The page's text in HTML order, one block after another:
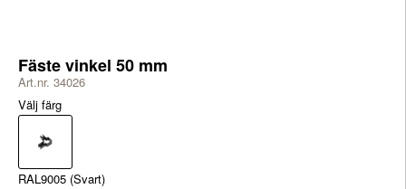
Fäste vinkel 50 mm
Art.nr. 34026
Välj färg
RAL9005 (Svart)